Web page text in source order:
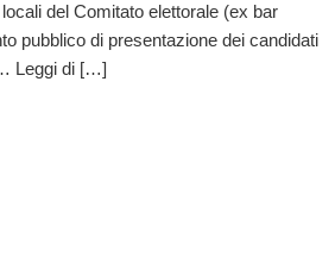
del Comitato elettorale (ex bar
pubblico di presentazione dei candidati
Leggi di […]